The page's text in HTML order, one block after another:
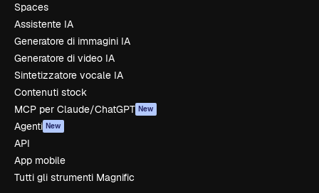
Spaces
Assistente IA
Generatore di immagini IA
Generatore di video IA
Sintetizzatore vocale IA
Contenuti stock
MCP per Claude/ChatGPT New
Agenti New
API
App mobile
Tutti gli strumenti Magnific